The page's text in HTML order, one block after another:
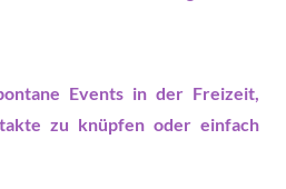
Eventsin der Freizeit,
zu knüpfen oder einfach